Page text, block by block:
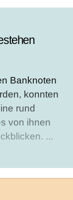
Banknoten
konnten
rund
von ihnen
...